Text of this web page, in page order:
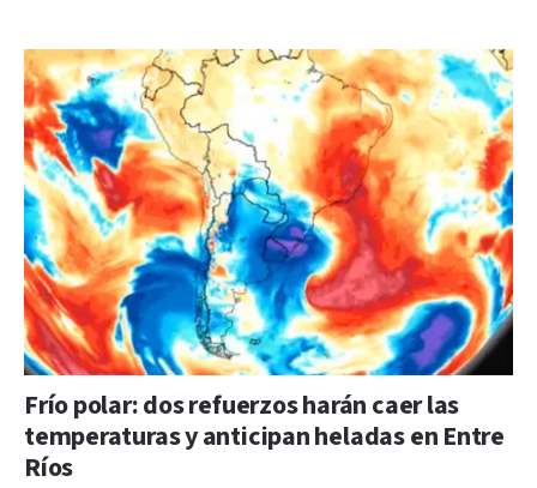
Frío polar: dos refuerzos harán caer las
temperaturas y anticipan heladas en Entre
Ríos